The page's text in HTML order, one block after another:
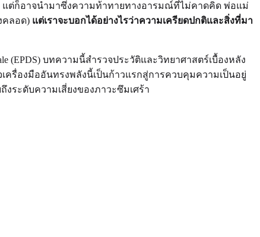
ต่ก็อาจนำมาซึ่งความท้าทายทางอารมณ์ที่ไม่คาดคิด พ่อแม่
คลอด) แต่เราจะบอกได้อย่างไรว่าความเครียดปกติและสิ่งที่มา
(EPDS) บทความนี้สำรวจประวัติและวิทยาศาสตร์เบื้องหลัง
ครื่องมืออันทรงพลังนี้เป็นก้าวแรกสู่การควบคุมความเป็นอยู่
ระดับความเสี่ยงของภาวะซึมเศร้า